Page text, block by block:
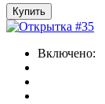
Купить
Включено: